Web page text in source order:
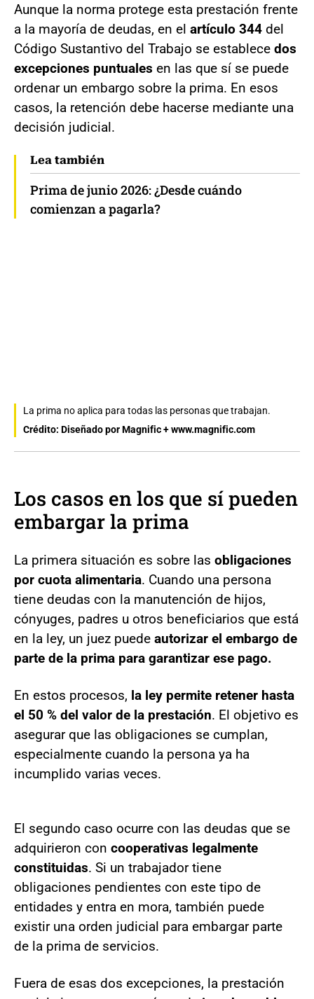
Aunque la norma protege esta prestación frente
a la mayoría de deudas, en el artículo 344 del
Código Sustantivo del Trabajo se establece dos
excepciones puntuales en las que sí se puede
ordenar un embargo sobre la prima. En esos
casos, la retención debe hacerse mediante una
decisión judicial.
Lea también
Prima de junio 2026: ¿Desde cuándo
comienzan a pagarla?
La prima no aplica para todas las personas que trabajan.
Crédito: Diseñado por Magnific + www.magnific.com
Los casos en los que sí pueden
embargar la prima
La primera situación es sobre las obligaciones
por cuota alimentaria. Cuando una persona
tiene deudas con la manutención de hijos,
cónyuges, padres u otros beneficiarios que está
en la ley, un juez puede autorizar el embargo de
parte de la prima para garantizar ese pago.
En estos procesos, la ley permite retener hasta
el 50 % del valor de la prestación. El objetivo es
asegurar que las obligaciones se cumplan,
especialmente cuando la persona ya ha
incumplido varias veces.
El segundo caso ocurre con las deudas que se
adquirieron con cooperativas legalmente
constituidas. Si un trabajador tiene
obligaciones pendientes con este tipo de
entidades y entra en mora, también puede
existir una orden judicial para embargar parte
de la prima de servicios.
Fuera de esas dos excepciones, la prestación